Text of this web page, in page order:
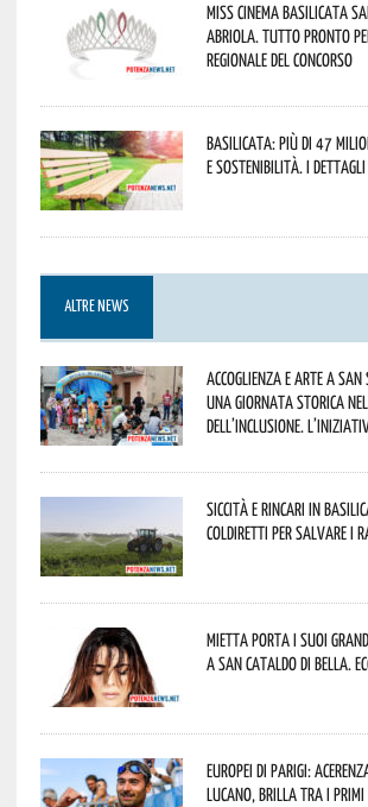
Miss Cinema Basilicata
Abriola. Tutto pronto
regionale del concorso
Basilicata: più di 47
e sostenibilità. I dettagli
ALTRE NEWS
Accoglienza e arte a San
una giornata storica nel
dell’inclusione.
Siccità e rincari in
Coldiretti per salvare i
Mietta porta i suoi
a San Cataldo di Bella.
Europei di Parigi:
lucano, brilla tra i primi